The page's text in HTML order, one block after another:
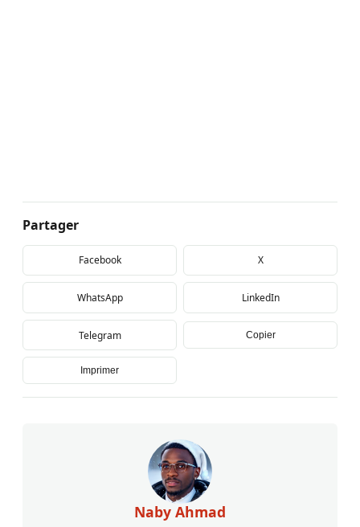
Partager
Facebook X
WhatsApp LinkedIn
Telegram Copier
Imprimer
Naby Ahmad